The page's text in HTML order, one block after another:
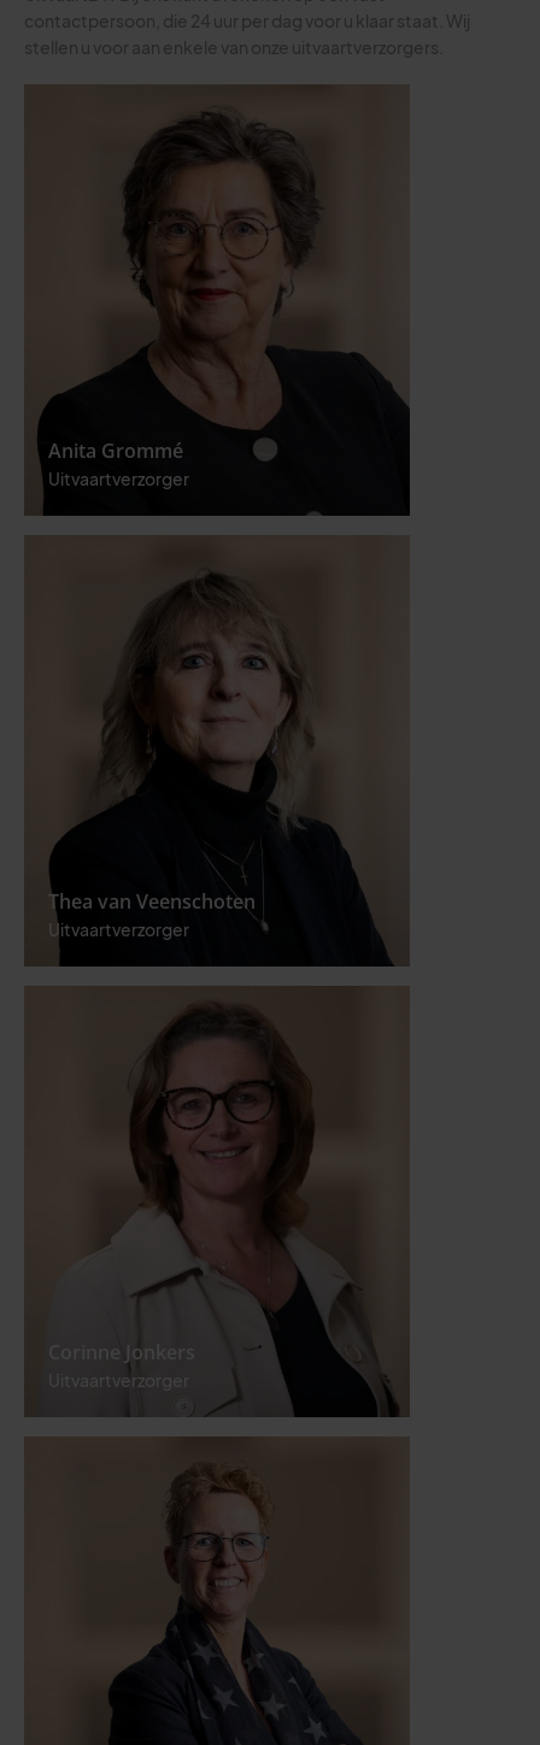
contactpersoon, die 24 uur per dag voor u klaar staat. Wij
stellen u voor aan enkele van onze uitvaartverzorgers.
Anita Grommé
Uitvaartverzorger
Thea van Veenschoten
Uitvaartverzorger
Corinne Jonkers
Uitvaartverzorger